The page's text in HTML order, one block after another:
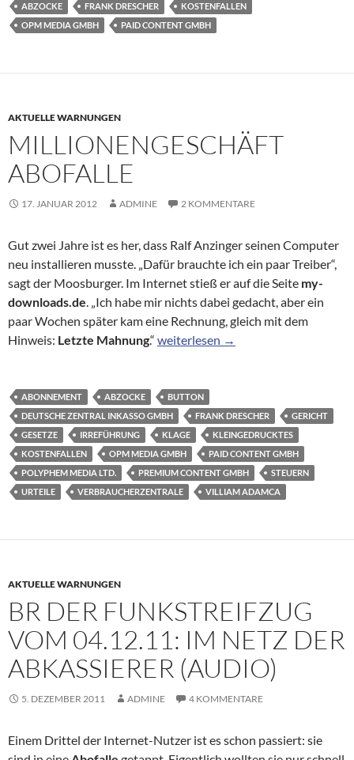
ABZOCKE FRANK DRESCHER
KOSTENFALLEN
OPM MEDIA GMBH
PAID CONTENT GMBH
AKTUELLE WARNUNGEN
MILLIONENGESCHÄFT
ABOFALLE
17. JANUAR 2012 ADMINE 2 KOMMENTARE
Gut zwei Jahre ist es her, dass Ralf Anzinger seinen Computer
neu installieren musste. „Dafür brauchte ich ein paar Treiber“,
sagt der Moosburger. Im Internet stieß er auf die Seite my-
downloads.de. „Ich habe mir nichts dabei gedacht, aber ein
paar Wochen später kam eine Rechnung, gleich mit dem
Hinweis: Letzte Mahnung.“ Millionengeschäft Abofalle
weiterlesen →
ABONNEMENT ABZOCKE
BUTTON
DEUTSCHE ZENTRAL INKASSO GMBH
FRANK DRESCHER
GERICHT
GESETZE
IRREFÜHRUNG KLAGE
KLEINGEDRUCKTES
KOSTENFALLEN
OPM MEDIA GMBH
PAID CONTENT GMBH
POLYPHEM MEDIA LTD.
PREMIUM CONTENT GMBH
STEUERN
URTEILE
VERBRAUCHERZENTRALE VILLIAM ADAMCA
AKTUELLE WARNUNGEN
BR DER FUNKSTREIFZUG
VOM 04.12.11: IM NETZ DER
ABKASSIERER (AUDIO)
5. DEZEMBER 2011 ADMINE 4 KOMMENTARE
Einem Drittel der Internet-Nutzer ist es schon passiert: sie